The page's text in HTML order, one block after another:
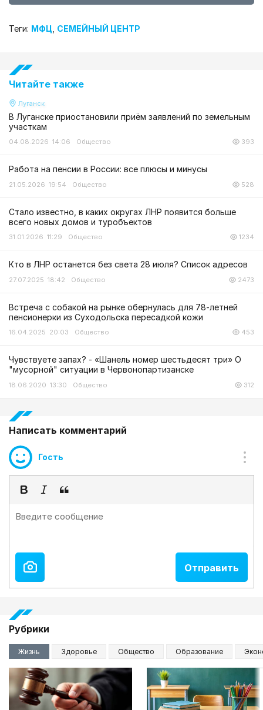
Теги: МФЦ СЕМЕЙНЫЙ ЦЕНТР
Читайте также
Луганск
В Луганске приостановили приём заявлений по земельным
участкам
04.08.2026 14:06 Общество 393
Работа на пенсии в России: все плюсы и минусы
21.05.2026 19:54 Общество 528
Стало известно, в каких округах ЛНР появится больше
всего новых домов и туробъектов
31.01.2026 11:29 Общество 1234
Кто в ЛНР останется без света 28 июля? Список адресов
27.07.2025 18:42 Общество 2473
Встреча с собакой на рынке обернулась для 78-летней
пенсионерки из Суходольска пересадкой кожи
16.04.2025 20:03 Общество 453
Чувствуете запах? - «Шанель номер шестьдесят три» О
"мусорной" ситуации в Червонопартизанске
18.06.2020 13:30 Общество 312
Написать комментарий
Гость
Рубрики
Жизнь Здоровье Общество Образование